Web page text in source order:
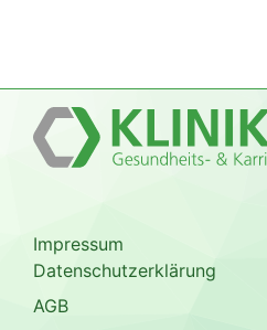
Impressum
Datenschutzerklärung
AGB